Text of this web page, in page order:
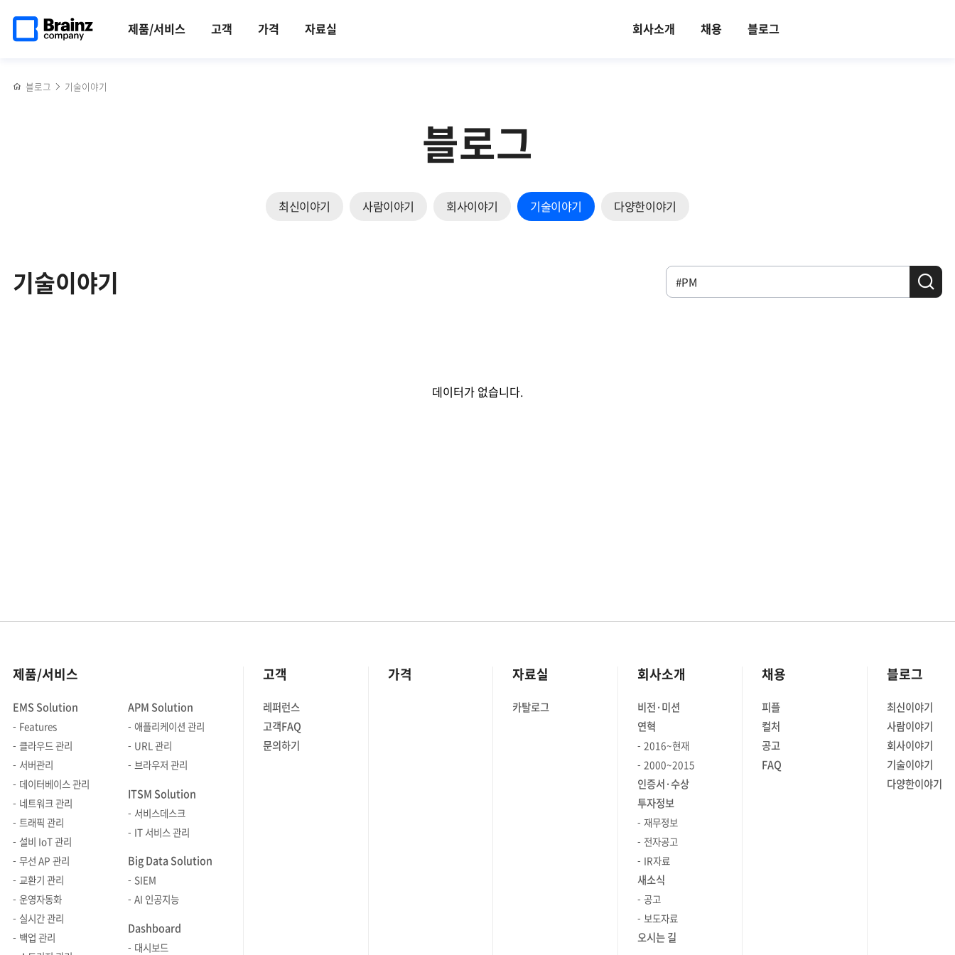
건너뛰기
제품/서비스 고객 가격 자료실 회사소개 채용 블로그
페이지로
블로그 기술이야기
블로그
최신이야기 사람이야기 회사이야기 기술이야기 다양한이야기
기술이야기
데이터가 없습니다.
제품/서비스
EMS Solution
Features
클라우드 관리
서버관리
데이터베이스 관리
네트워크 관리
트래픽 관리
설비 IoT 관리
무선 AP 관리
교환기 관리
운영자동화
실시간 관리
백업 관리
APM Solution
애플리케이션 관리
URL 관리
브라우저 관리
ITSM Solution
서비스데스크
IT 서비스 관리
Big Data Solution
SIEM
AI 인공지능
Dashboard
대시보드
고객
레퍼런스
고객FAQ
문의하기
가격 자료실
카탈로그
회사소개
비전·미션
연혁
2016~현재
2000~2015
인증서·수상
투자정보
재무정보
전자공고
IR자료
새소식
공고
보도자료
오시는 길
채용
피플
컬처
공고
FAQ
블로그
최신이야기
사람이야기
회사이야기
기술이야기
다양한이야기